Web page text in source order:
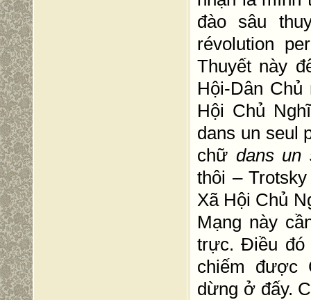
đào sâu
révolution
Thuyết này
Hội-Dân
Hội Chủ
dans un seul
chữ dans un
thôi –
Xã Hội Chủ
Mạng này
trực. Điều đó
chiếm được
dừng ở đấy.